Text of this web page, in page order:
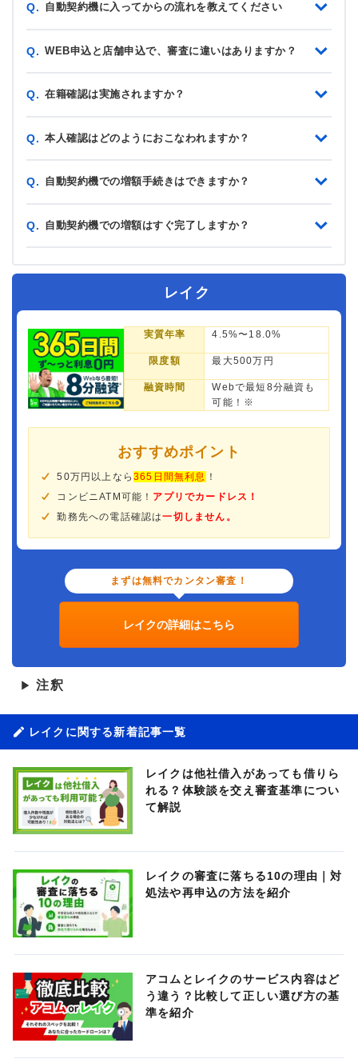
Q. 自動契約機に入ってからの流れを教えてください
Q. WEB申込と店舗申込で、審査に違いはありますか？
Q. 在籍確認は実施されますか？
Q. 本人確認はどのようにおこなわれますか？
Q. 自動契約機での増額手続きはできますか？
Q. 自動契約機での増額はすぐ完了しますか？
レイク
実質年率 4.5%〜18.0%
限度額 最大500万円
融資時間
Webで最短8分融資も
可能！※
おすすめポイント
50万円以上なら365日間無利息
！
コンビニATM可能！ アプリでカードレス！
勤務先への電話確認は一切しません。
まずは無料でカンタン審査！
レイクの詳細はこちら
▶ 注釈
レイクに関する新着記事一覧
レイクは他社借入があっても借りら
れる？体験談を交え審査基準につい
て解説
レイクの審査に落ちる10の理由｜対
処法や再申込の方法を紹介
アコムとレイクのサービス内容はど
う違う？比較して正しい選び方の基
準を紹介